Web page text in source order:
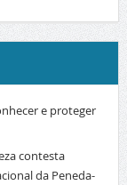
e proteger
contesta
da Peneda-